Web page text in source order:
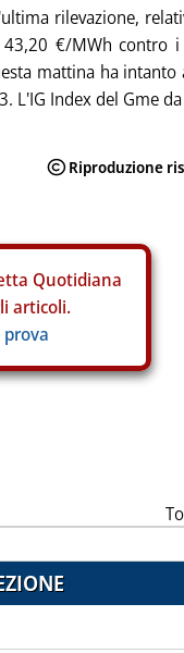
rilevazione,
€/MWh contro i
mattina ha intanto
L'IG Index del Gme
Quotidiana
articoli.